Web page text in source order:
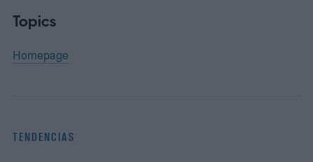
Topics
Homepage
TENDENCIAS